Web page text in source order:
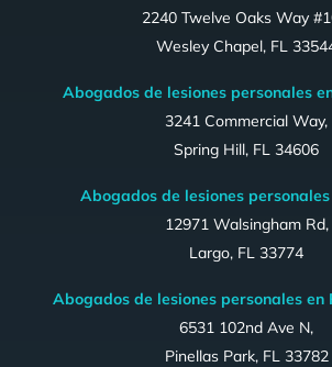
2240 Twelve Oaks Way
Wesley Chapel, FL
Abogados de lesiones personales
3241 Commercial Way,
Spring Hill, FL 34606
Abogados de lesiones
12971 Walsingham Rd,
Largo, FL 33774
Abogados de lesiones personales en
6531 102nd Ave N,
Pinellas Park, FL 33782